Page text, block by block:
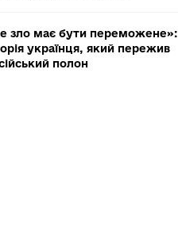
зло має бути переможене»:
українця, який пережив
полон